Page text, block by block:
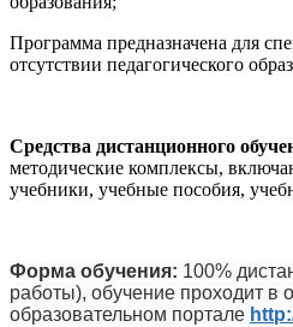
Программа предназначена для
отсутствии педагогического
Средства дистанционного
методические комплексы,
учебники, учебные пособия,
Форма обучения: 100%
работы), обучение проходит в
образовательном портале